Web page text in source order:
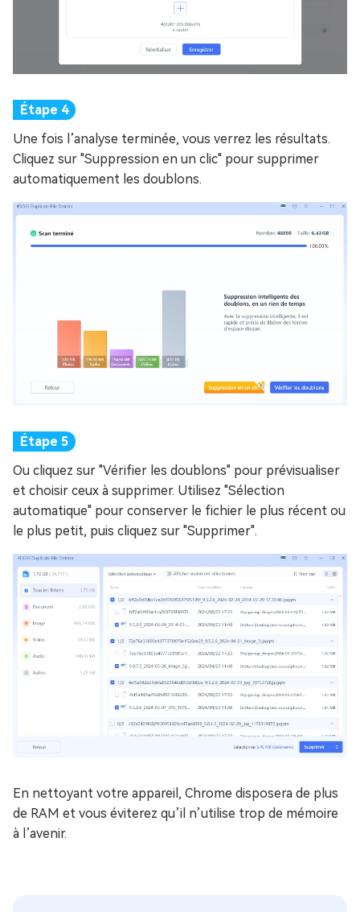
Une fois l’analyse terminée, vous verrez les résultats.
Cliquez sur "Suppression en un clic" pour supprimer
automatiquement les doublons.
Ou cliquez sur "Vérifier les doublons" pour prévisualiser
et choisir ceux à supprimer. Utilisez "Sélection
automatique" pour conserver le fichier le plus récent ou
le plus petit, puis cliquez sur "Supprimer".
En nettoyant votre appareil, Chrome disposera de plus
de RAM et vous éviterez qu’il n’utilise trop de mémoire
à l’avenir.